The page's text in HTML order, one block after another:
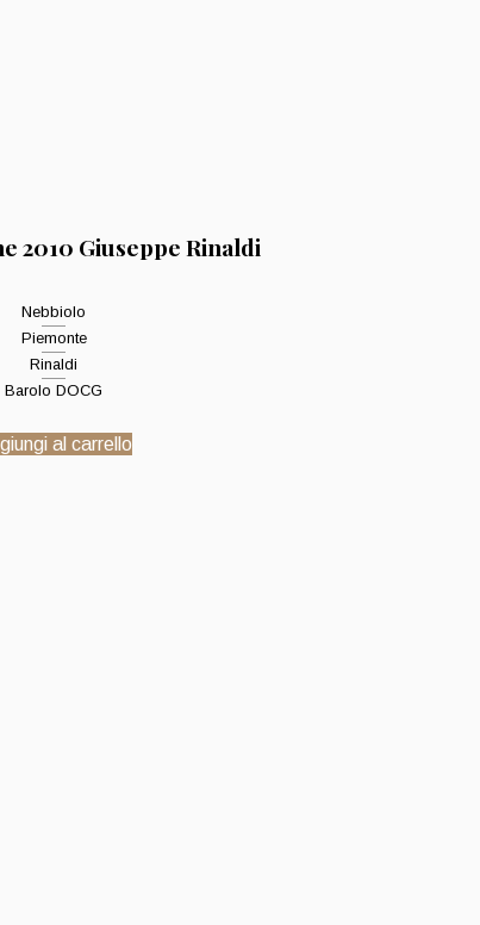
2010 Giuseppe Rinaldi
Nebbiolo
Piemonte
Rinaldi
Barolo DOCG
al carrello